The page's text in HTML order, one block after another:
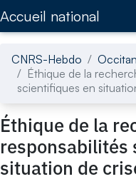
Accueil national
CNRS-Hebdo
Éthique de la
scientifiques en
Éthique de la
responsabilités
situation de